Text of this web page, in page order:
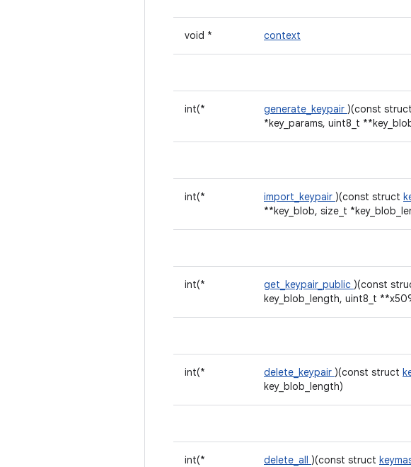
void * context
int(* generate_keypair )(const struct
*key_params, uint8_t
int(* import_keypair )(const struct
**key_blob, size_t
int(* get_keypair_public )(const
key_blob_length, uint8_t
int(* delete_keypair )(const struct
key_blob_length)
int(* delete_all )(const struct